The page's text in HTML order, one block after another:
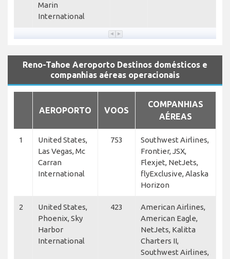
Marin
International
Reno-Tahoe Aeroporto Destinos domésticos e
companhias aéreas operacionais
AEROPORTO VOOS
COMPANHIAS
AÉREAS
1
United States,
Las Vegas, Mc
Carran
International
753
Southwest Airlines,
Frontier, JSX,
Flexjet, NetJets,
flyExclusive, Alaska
Horizon
2
United States,
Phoenix, Sky
Harbor
International
423
American Airlines,
American Eagle,
NetJets, Kalitta
Charters II,
Southwest Airlines,